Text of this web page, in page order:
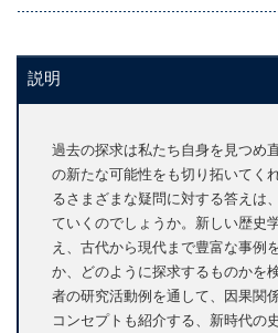
説明
過去の探求は私たち自身を見つめ
の新たな可能性をも切り拓いてく
るさまざまな疑問に対する答えは
ていくのでしょうか。新しい歴史
え、古代から現代まで豊富な事例
か、どのように探求するものかを
者の研究活動例を通して、因果関
コンセプトも紹介する、新時代の